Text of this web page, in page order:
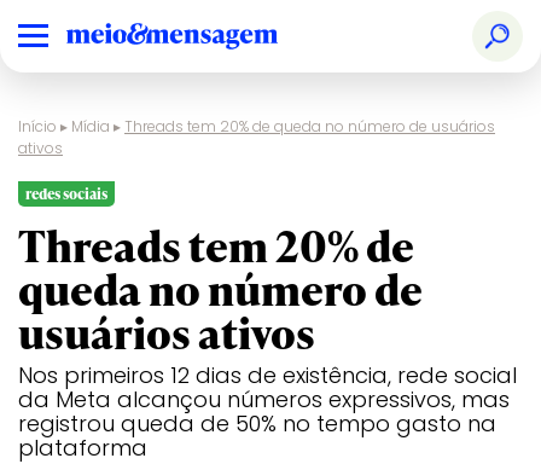
Início ▸ Mídia ▸ Threads tem 20% de queda no número de usuários
ativos
redes sociais
Threads tem 20% de
queda no número de
usuários ativos
Nos primeiros 12 dias de existência, rede social
da Meta alcançou números expressivos, mas
registrou queda de 50% no tempo gasto na
plataforma